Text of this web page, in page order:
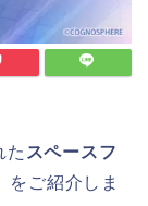
た スペースフ
をご紹介しま